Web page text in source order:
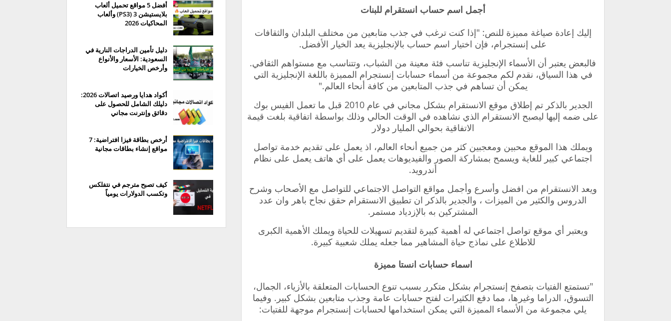
أجمل اسم حساب انستقرام للبنات
إليك إعادة صياغة مميزة للنص: "إذا كنت ترغب في جذب متابعين من مختلف البلدان والثقافات
على إنستجرام، فإن اختيار اسم حساب بالإنجليزية يعد الخيار الأفضل.
فالبعض يعتبر أن الأسماء الإنجليزية تناسب فئة معينة من الشباب، وتتناسب مع مستواهم الثقافي.
في هذا السياق، نقدم لكم مجموعة من أسماء حسابات إنستجرام المميزة باللغة الإنجليزية التي
يمكن أن تساهم في جذب المتابعين من كافة أنحاء العالم."
الجدير بالذكر تم إطلاق موقع الانستقرام بشكل مجاني في عام 2010 قبل ما تعمل الفيس بوك
على ضمه إليها ليصبح الانستقرام الذي نشاهده في الوقت الحالي وذلك بواسطة اتفاقية بلغت قيمة
الاتفاقية بحوالي المليار دولار
ويملك هذا الموقع محبين ومعجبين كثر من جميع أنحاء العالم، اذ يعمل على تقديم خدمة تواصل
اجتماعي كبير للغاية ويسمح بمشاركة الصور والفيديوهات يعمل على أي هاتف يعمل على نظام
أندرويد.
ويعد الانستقرام من افضل وأسرع وأجمل مواقع التواصل الاجتماعي للتواصل مع الأصحاب وشرح
الدروس والكثير من الميزات ، والجدير بالذكر ان تطبيق الانستقرام حقق نجاح باهر وان عدد
المشتركين به بالإزدياد مستمر.
ويعتبر أي موقع تواصل اجتماعي له أهمية كبيرة لتقديم تسهيلات للحياة ويملك الأهمية الكبرى
للاطلاع على نماذج حياة المشاهير مما جعله يملك شعبية كبيرة.
اسماء حسابات انستا مميزة
"تستمتع الفتيات بتصفح إنستجرام بشكل متكرر بسبب تنوع الحسابات المتعلقة بالأزياء، الجمال،
التسوق، الدراما وغيرها، مما دفع الكثيرات لفتح حسابات عامة وجذب متابعين بشكل كبير. وفيما
يلي مجموعة من الأسماء المميزة التي يمكن استخدامها لحسابات إنستجرام موجهة للفتيات:
أفضل 5 مواقع تحميل ألعاب
بلايستيشن 3 (PS3) وألعاب
المحاكيات 2026
دليل تأمين الدراجات النارية في
السعودية: الأسعار والأنواع
وأرخص الخيارات
أكواد هدايا ورصيد اتصالات 2026:
دليلك الشامل للحصول على
دقائق وإنترنت مجاني
أرخص بطاقة فيزا افتراضية: 7
مواقع إنشاء بطاقات مجانية
كيف تصبح مترجم في نتفلكس
وتكسب الدولارات يومياً